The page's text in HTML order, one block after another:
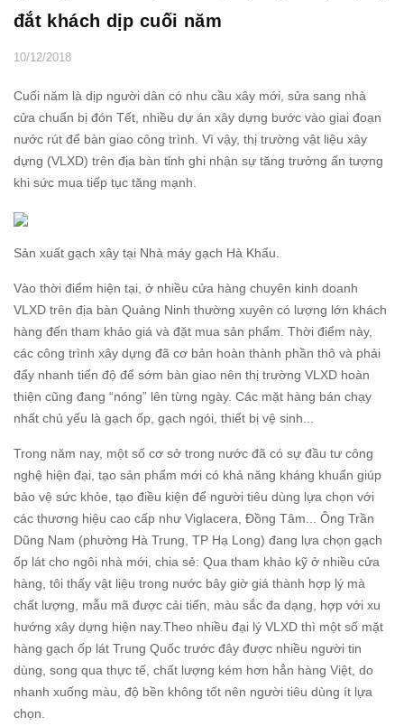
đắt khách dịp cuối năm
10/12/2018
Cuối năm là dịp người dân có nhu cầu xây mới, sửa sang nhà
cửa chuẩn bị đón Tết, nhiều dự án xây dựng bước vào giai đoạn
nước rút để bàn giao công trình. Vì vậy, thị trường vật liệu xây
dựng (VLXD) trên địa bàn tỉnh ghi nhận sự tăng trưởng ấn tượng
khi sức mua tiếp tục tăng mạnh.
Sản xuất gạch xây tại Nhà máy gạch Hà Khẩu.
Vào thời điểm hiện tại, ở nhiều cửa hàng chuyên kinh doanh
VLXD trên địa bàn Quảng Ninh thường xuyên có lượng lớn khách
hàng đến tham khảo giá và đặt mua sản phẩm. Thời điểm này,
các công trình xây dựng đã cơ bản hoàn thành phần thô và phải
đẩy nhanh tiến độ để sớm bàn giao nên thị trường VLXD hoàn
thiện cũng đang “nóng” lên từng ngày. Các mặt hàng bán chạy
nhất chủ yếu là gạch ốp, gạch ngói, thiết bị vệ sinh...
Trong năm nay, một số cơ sở trong nước đã có sự đầu tư công
nghệ hiện đại, tạo sản phẩm mới có khả năng kháng khuẩn giúp
bảo vệ sức khỏe, tạo điều kiện để người tiêu dùng lựa chọn với
các thương hiệu cao cấp như Viglacera, Đồng Tâm... Ông Trần
Dũng Nam (phường Hà Trung, TP Hạ Long) đang lựa chọn gạch
ốp lát cho ngôi nhà mới, chia sẻ: Qua tham khảo kỹ ở nhiều cửa
hàng, tôi thấy vật liệu trong nước bây giờ giá thành hợp lý mà
chất lượng, mẫu mã được cải tiến, màu sắc đa dạng, hợp với xu
hướng xây dựng hiện nay.Theo nhiều đại lý VLXD thì một số mặt
hàng gạch ốp lát Trung Quốc trước đây được nhiều người tin
dùng, song qua thực tế, chất lượng kém hơn hẳn hàng Việt, do
nhanh xuống màu, độ bền không tốt nên người tiêu dùng ít lựa
chọn.